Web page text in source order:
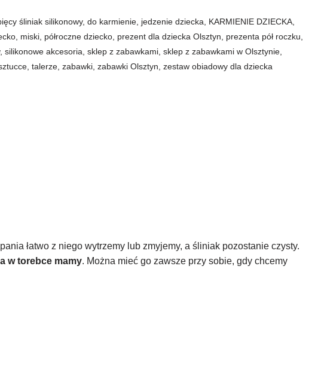
śliniak silikonowy,do karmienie jedzenie dziecka KARMIENIE DZIECKA
miski półroczne dziecko prezent dla dziecka Olsztyn prezenta pół roczku
,silikonowe akcesoria ,sklep z zabawkami ,sklep z zabawkami w Olsztynie
,talerze ,zabawki ,zabawki Olsztyn ,zestaw obiadowy dla dziecka
łatwo z niego wytrzemy lub zmyjemy, a śliniak pozostanie czysty.
w torebce mamy. Można mieć go zawsze przy sobie, gdy chcemy